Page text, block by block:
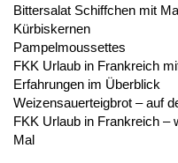
Bittersalat Schiffchen mit
Kürbiskernen
Pampelmoussettes
FKK Urlaub in Frankreich
Erfahrungen im Überblick
Weizensauerteigbrot – auf
FKK Urlaub in Frankreich –
Mal